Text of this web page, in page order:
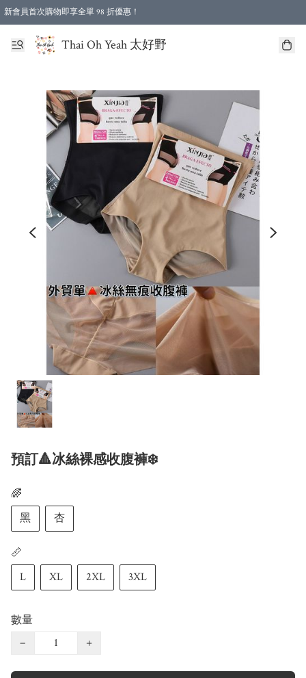
新會員首次購物即享全單 98 折優惠！
特選會員可享全單低至 96 折優惠！
Thai Oh Yeah 太好野
預訂🔺冰絲裸感收腹褲❄️
🌈
黑
杏
📏
L
XL 2XL 3XL
數量
−
+